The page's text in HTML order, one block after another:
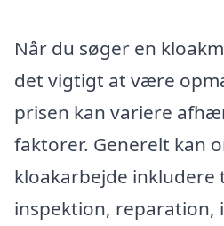
Når du søger en
det vigtigt at være
prisen kan variere
faktorer. Generelt kan
kloakarbejde inkludere
inspektion, reparation,